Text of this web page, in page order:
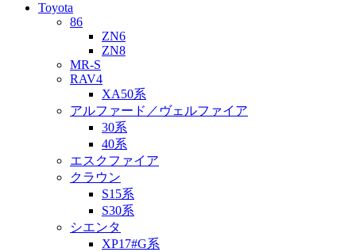
Toyota
86
ZN6
ZN8
MR-S
RAV4
XA50系
アルファード／ヴェルファイア
30系
40系
エスクファイア
クラウン
S15系
S30系
シエンタ
XP17#G系